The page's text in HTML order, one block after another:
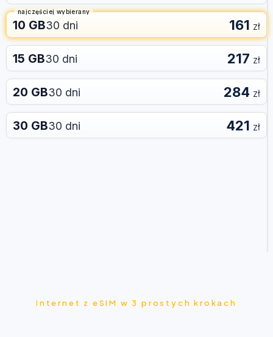
najczęściej wybierany
10 GB30 dni 161 zł
15 GB30 dni 217 zł
20 GB30 dni 284 zł
30 GB30 dni 421 zł
Internet z eSIM w 3 prostych krokach